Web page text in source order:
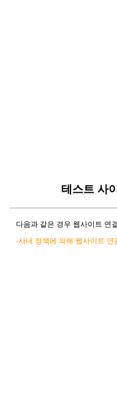
테스트 사
다음과 같은 경우 웹사이트 연
-사내 정책에 의해 웹사이트